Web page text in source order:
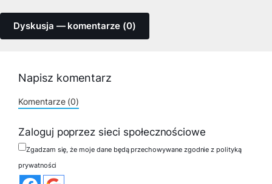
Dyskusja — komentarze (0)
Napisz komentarz
Komentarze (0)
Zaloguj poprzez sieci społecznościowe
Zgadzam się, że moje dane będą przechowywane zgodnie z polityką
prywatności